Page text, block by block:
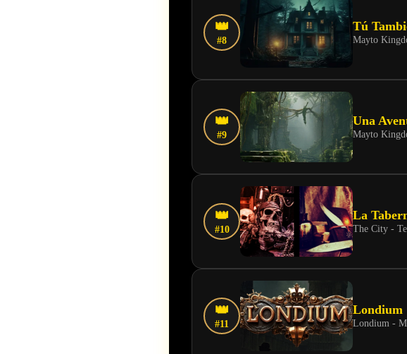
👑
#8
Tú
Mayto
👑
#9
Una
Mayto
👑
#10
La
The City -
👑
#11
Londium
Londium -